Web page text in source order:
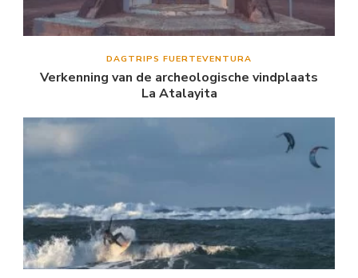
DAGTRIPS FUERTEVENTURA
Verkenning van de archeologische vindplaats
La Atalayita